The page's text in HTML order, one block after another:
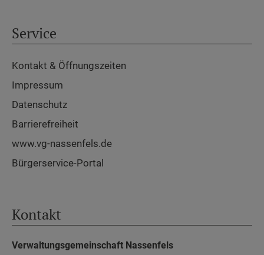
Service
Kontakt & Öffnungszeiten
Impressum
Datenschutz
Barrierefreiheit
www.vg-nassenfels.de
Bürgerservice-Portal
Kontakt
Verwaltungsgemeinschaft Nassenfels